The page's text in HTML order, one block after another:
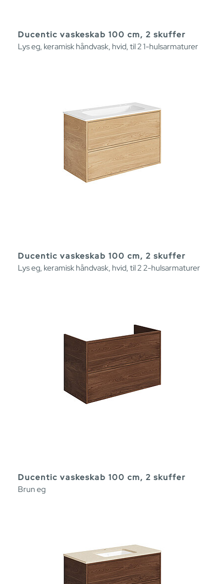
Ducentic vaskeskab 100 cm, 2 skuffer
Lys eg, keramisk håndvask, hvid, til 2 1-hulsarmaturer
Ducentic vaskeskab 100 cm, 2 skuffer
Lys eg, keramisk håndvask, hvid, til 2 2-hulsarmaturer
Ducentic vaskeskab 100 cm, 2 skuffer
Brun eg